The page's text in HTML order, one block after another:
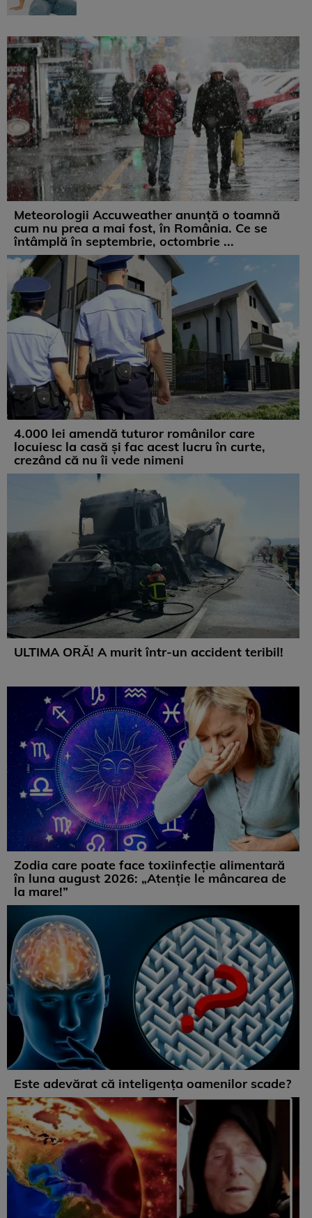
Meteorologii Accuweather anunță o toamnă
cum nu prea a mai fost, în România. Ce se
întâmplă în septembrie, octombrie ...
4.000 lei amendă tuturor românilor care
locuiesc la casă și fac acest lucru în curte,
crezând că nu îi vede nimeni
ULTIMA ORĂ! A murit într-un accident teribil!
Zodia care poate face toxiinfecție alimentară
în luna august 2026: „Atenție le mâncarea de
la mare!”
Este adevărat că inteligența oamenilor scade?